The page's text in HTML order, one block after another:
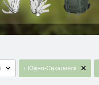
г Южно-Сахалинск